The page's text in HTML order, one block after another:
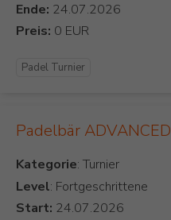
Ende:
Preis:
Padel Turnier
Padelbär ADVANCED
Kategorie
Level: Fortgeschrittene
Start: